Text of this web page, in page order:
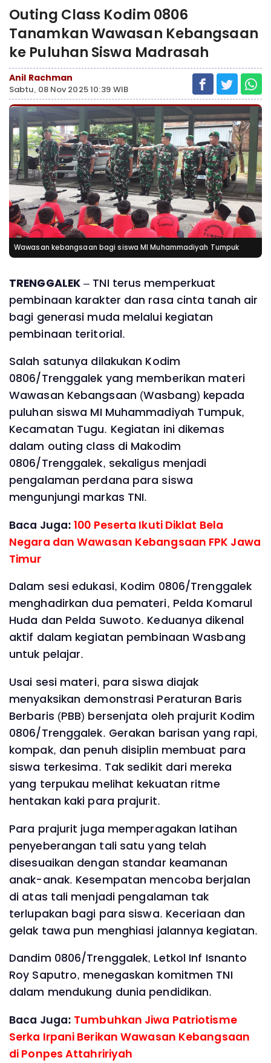
Outing Class Kodim 0806
Tanamkan Wawasan Kebangsaan
ke Puluhan Siswa Madrasah
Anil Rachman
Sabtu, 08 Nov 2025 10:39 WIB
Wawasan kebangsaan bagi siswa MI Muhammadiyah Tumpuk
TRENGGALEK – TNI terus memperkuat
pembinaan karakter dan rasa cinta tanah air
bagi generasi muda melalui kegiatan
pembinaan teritorial.
Salah satunya dilakukan Kodim
0806/Trenggalek yang memberikan materi
Wawasan Kebangsaan (Wasbang) kepada
puluhan siswa MI Muhammadiyah Tumpuk,
Kecamatan Tugu. Kegiatan ini dikemas
dalam outing class di Makodim
0806/Trenggalek, sekaligus menjadi
pengalaman perdana para siswa
mengunjungi markas TNI.
Baca Juga:100 Peserta Ikuti Diklat Bela
Negara dan Wawasan Kebangsaan FPK Jawa
Timur
Dalam sesi edukasi, Kodim 0806/Trenggalek
menghadirkan dua pemateri, Pelda Komarul
Huda dan Pelda Suwoto. Keduanya dikenal
aktif dalam kegiatan pembinaan Wasbang
untuk pelajar.
Usai sesi materi, para siswa diajak
menyaksikan demonstrasi Peraturan Baris
Berbaris (PBB) bersenjata oleh prajurit Kodim
0806/Trenggalek. Gerakan barisan yang rapi,
kompak, dan penuh disiplin membuat para
siswa terkesima. Tak sedikit dari mereka
yang terpukau melihat kekuatan ritme
hentakan kaki para prajurit.
Para prajurit juga memperagakan latihan
penyeberangan tali satu yang telah
disesuaikan dengan standar keamanan
anak-anak. Kesempatan mencoba berjalan
di atas tali menjadi pengalaman tak
terlupakan bagi para siswa. Keceriaan dan
gelak tawa pun menghiasi jalannya kegiatan.
Dandim 0806/Trenggalek, Letkol Inf Isnanto
Roy Saputro, menegaskan komitmen TNI
dalam mendukung dunia pendidikan.
Baca Juga: Tumbuhkan Jiwa Patriotisme
Serka Irpani Berikan Wawasan Kebangsaan
di Ponpes Attahririyah